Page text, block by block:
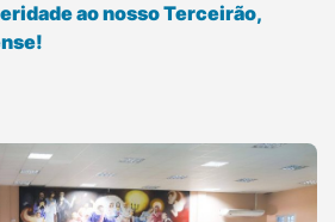
ao nosso Terceirão,